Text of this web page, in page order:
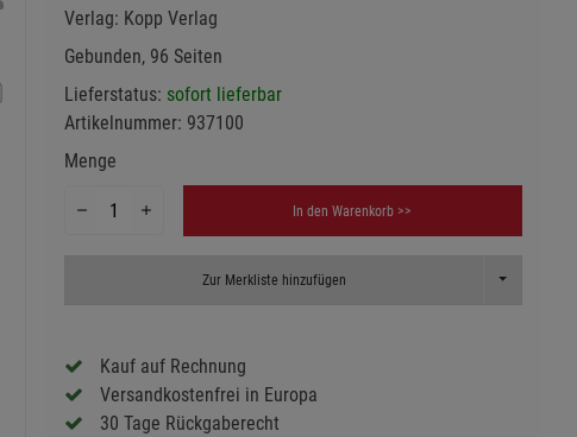
Verlag: Kopp Verlag
Gebunden, 96 Seiten
Lieferstatus: sofort lieferbar
Artikelnummer: 937100
Menge
In den Warenkorb >>
Zur Merkliste hinzufügen Toggle
Kauf auf Rechnung
Versandkostenfrei in Europa
30 Tage Rückgaberecht